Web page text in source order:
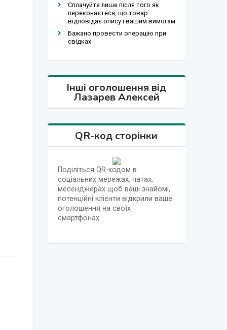
Сплачуйте лише після того як
переконаєтеся, що товар
відповідає опису і вашим вимогам
Бажано провести операцію при
свідках
Інші оголошення від
Лазарев Алексей
QR-код сторінки
Поділіться QR-кодом в
соціальних мережах, чатах,
месенджерах щоб ваші знайомі,
потенційні клієнти відкрили ваше
оголошення на своїх
смартфонах.